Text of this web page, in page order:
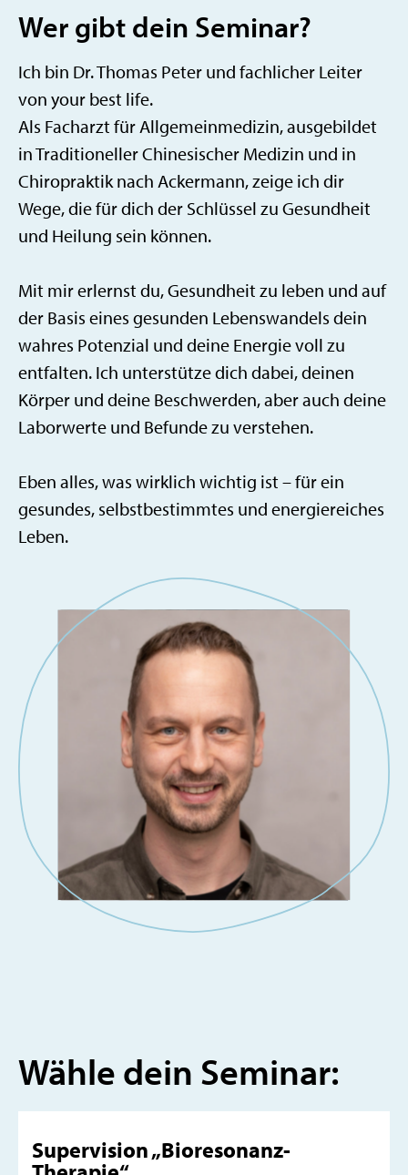
Wer gibt dein Seminar?
Ich bin Dr. Thomas Peter und fachlicher Leiter
von your best life.
Als Facharzt für Allgemeinmedizin, ausgebildet
in Traditioneller Chinesischer Medizin und in
Chiropraktik nach Ackermann, zeige ich dir
Wege, die für dich der Schlüssel zu Gesundheit
und Heilung sein können.
Mit mir erlernst du, Gesundheit zu leben und auf
der Basis eines gesunden Lebenswandels dein
wahres Potenzial und deine Energie voll zu
entfalten. Ich unterstütze dich dabei, deinen
Körper und deine Beschwerden, aber auch deine
Laborwerte und Befunde zu verstehen.
Eben alles, was wirklich wichtig ist – für ein
gesundes, selbstbestimmtes und energiereiches
Leben.
Wähle dein Seminar:
Supervision „Bioresonanz-